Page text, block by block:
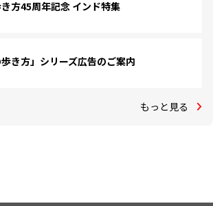
方45周年記念 インド特集
歩き方」シリーズ広告のご案内
もっと見る